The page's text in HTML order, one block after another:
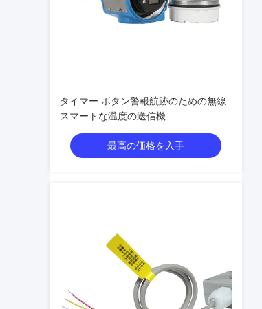
タイマー ボタン警報航跡のための無線
スマートな温度の送信機
最高の価格を入手